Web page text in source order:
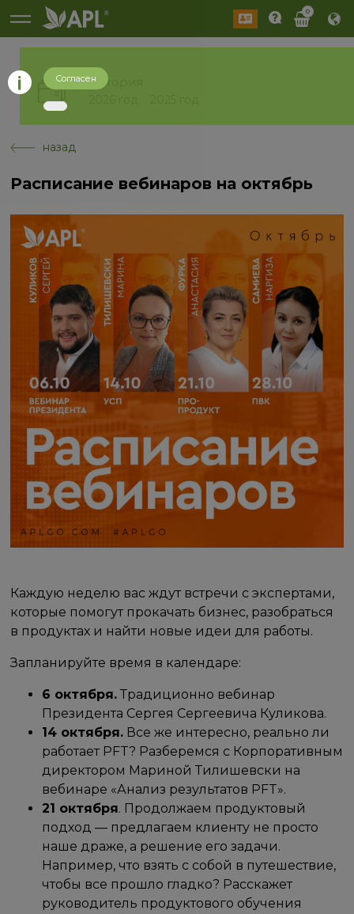
0
История
назад
Расписание вебинаров на октябрь
Каждую неделю вас ждут встречи с экспертами,
которые помогут прокачать бизнес, разобраться
в продуктах и найти новые идеи для работы.
Запланируйте время в календаре:
6 октября. Традиционно вебинар
Президента Сергея Сергеевича Куликова.
14 октября. Все же интересно, реально ли
работает PFT? Разберемся с Корпоративным
директором Мариной Тилишевски на
вебинаре «Анализ результатов PFT».
21 октября. Продолжаем продуктовый
подход — предлагаем клиенту не просто
наше драже, а решение его задачи.
Например, что взять с собой в путешествие,
чтобы все прошло гладко? Расскажет
руководитель продуктового обучения
Согласен